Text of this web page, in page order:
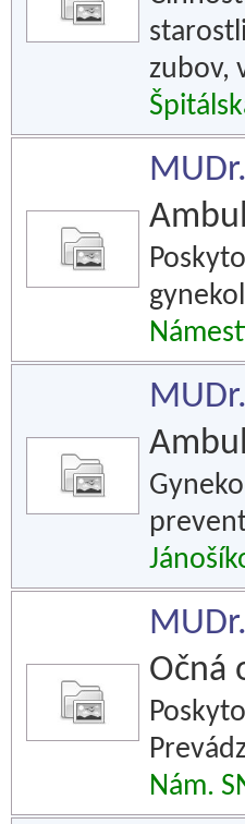
zubov,
Očná
Nám.